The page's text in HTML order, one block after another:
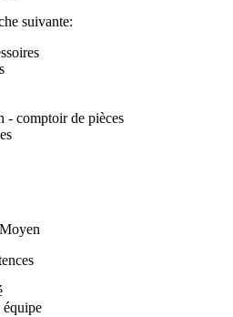
suivante:
- comptoir de pièces
équipe